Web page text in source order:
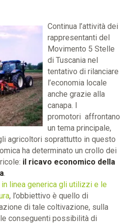
Continua l’attività dei
rappresentanti del
Movimento 5 Stelle
di Tuscania nel
tentativo di rilanciare
l’economia locale
anche grazie alla
canapa. I
promotori affrontano
un tema principale,
agricoltori soprattutto in questo
ha determinato un crollo dei
il ricavo economico della
.
linea generica gli utilizzi e le
, l’obbiettivo è quello di
di tale coltivazione, sulla
conseguenti possibilità di